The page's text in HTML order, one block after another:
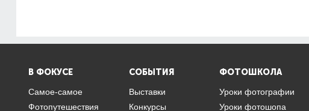
В ФОКУСЕ
Самое-самое
Фотопутешествия
СОБЫТИЯ
Выставки
Конкурсы
ФОТОШКОЛА
Уроки фотографии
Уроки фотошопа